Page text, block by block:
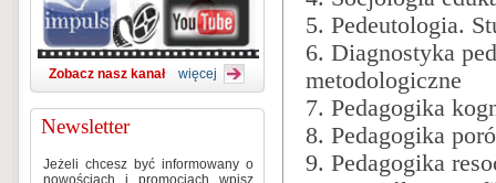
Zobacz nasz kanał więcej
Newsletter
Jeżeli chcesz być informowany o
nowościach i promocjach wpisz
5. Pedeutologia.
6. Diagnostyka
metodologiczne
7. Pedagogika
8. Pedagogika
9. Pedagogika